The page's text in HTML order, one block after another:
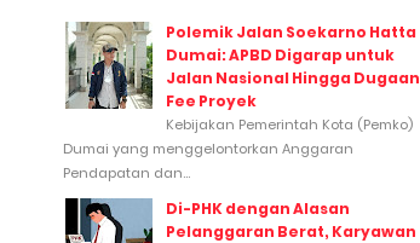
Polemik Jalan Soekarno Hatta
Dumai: APBD Digarap untuk
Jalan Nasional Hingga Dugaan
Fee Proyek
Kebijakan Pemerintah Kota (Pemko)
Dumai yang menggelontorkan Anggaran
Pendapatan dan...
Di-PHK dengan Alasan
Pelanggaran Berat, Karyawan